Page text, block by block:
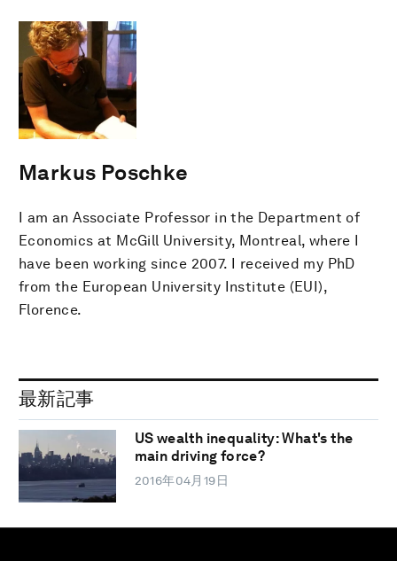
Markus Poschke
I am an Associate Professor in the Department of
Economics at McGill University, Montreal, where I
have been working since 2007. I received my PhD
from the European University Institute (EUI),
Florence.
最新記事
US wealth inequality: What's the
main driving force?
2016年04月19日